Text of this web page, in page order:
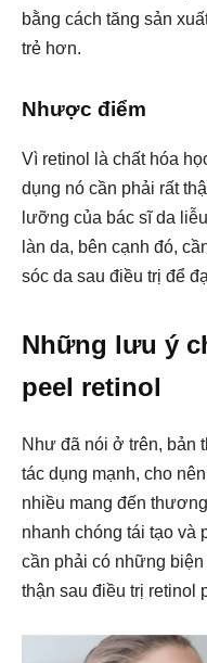
bằng cách tăng sản
trẻ hơn.
Nhược điểm
Vì retinol là chất hóa
dụng nó cần phải rất
lưỡng của bác sĩ da
làn da, bên cạnh đó,
sóc da sau điều trị để
Những lưu ý
peel retinol
Như đã nói ở trên, bản
tác dụng mạnh, cho
nhiều mang đến
nhanh chóng tái tạo và
cần phải có những biện
thận sau điều trị retinol